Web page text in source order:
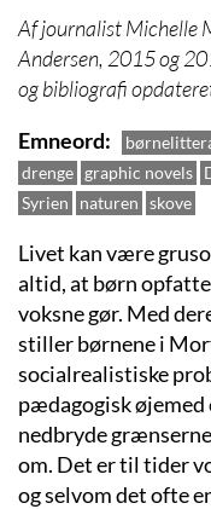
journalist Michelle
Andersen, 2015 og
og bibliografi
Emneord
drenge graphic novels
Syrien
naturen skove
Livet kan være
altid, at børn
voksne gør. Med
stiller børnene i
socialrealistiske
pædagogisk
nedbryde
om. Det er til tider
og selvom det ofte